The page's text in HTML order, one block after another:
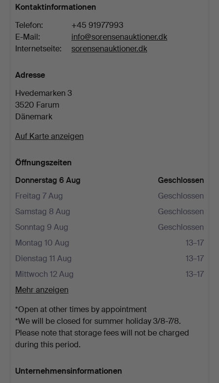
Kontaktinformationen
Telefon:
+45 91977993
E-Mail:
info@sorensenauktioner.dk
Internetseite:
sorensenauktioner.dk
Adresse
Hvedemarken 3
3520 Farum
Dänemark
Auf Karte anzeigen
Öffnungszeiten
Donnerstag 6 Aug
Geschlossen
Freitag 7 Aug
Geschlossen
Samstag 8 Aug
Geschlossen
Sonntag 9 Aug
Geschlossen
Montag 10 Aug
13–17
Dienstag 11 Aug
13–17
Mittwoch 12 Aug
13–17
Mehr anzeigen
*Open at other times by appointment
*We will be closed for summer holiday 3/8-7/8.
Please note that storage fees will not be charged
during this period.
Unternehmensinformationen